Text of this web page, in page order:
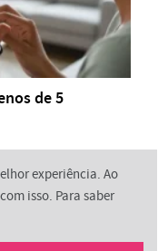
de 5
experiência. Ao
isso. Para saber